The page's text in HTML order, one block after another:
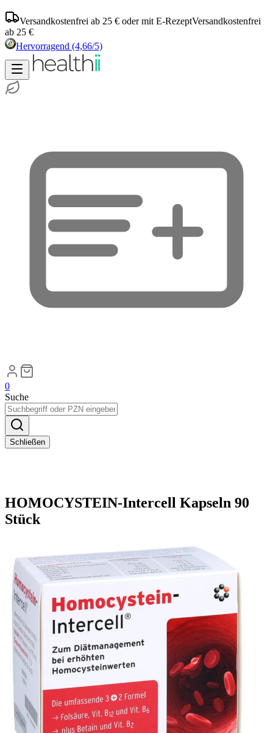
Versandkostenfrei ab 25 € oder mit E-RezeptVersandkostenfrei
ab 25 €
Hervorragend (4,66/5)
0
Suche
Schließen
HOMOCYSTEIN-Intercell Kapseln 90
Stück